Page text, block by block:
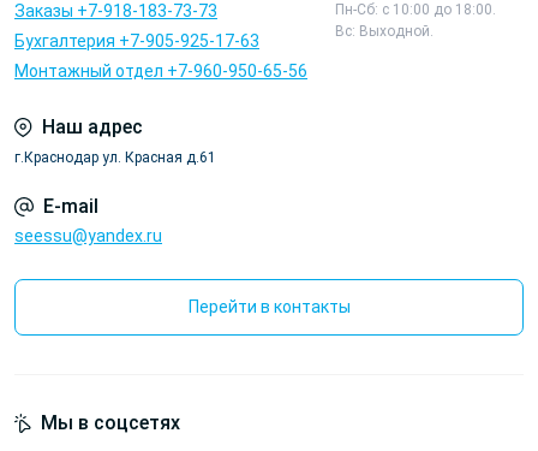
Заказы +7-918-183-73-73
Бухгалтерия +7-905-925-17-63
Монтажный отдел +7-960-950-65-56
Пн-Сб: с 10:00 до 18:00.
Вс: Выходной.
Наш адрес
г.Краснодар ул. Красная д.61
E-mail
seessu@yandex.ru
Перейти в контакты
Мы в соцсетях